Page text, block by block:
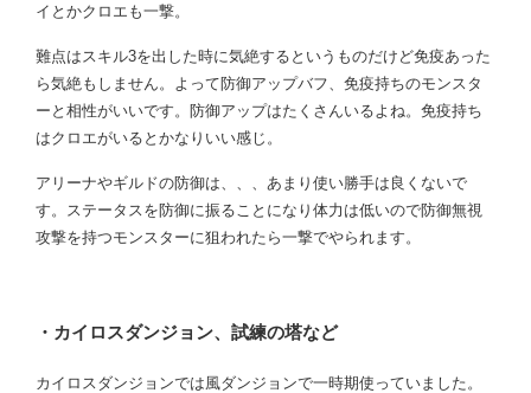
イとかクロエも一撃。
難点はスキル3を出した時に気絶するというものだけど免疫あった
ら気絶もしません。よって防御アップバフ、免疫持ちのモンスタ
ーと相性がいいです。防御アップはたくさんいるよね。免疫持ち
はクロエがいるとかなりいい感じ。
アリーナやギルドの防御は、、、あまり使い勝手は良くないで
す。ステータスを防御に振ることになり体力は低いので防御無視
攻撃を持つモンスターに狙われたら一撃でやられます。
・カイロスダンジョン、試練の塔など
カイロスダンジョンでは風ダンジョンで一時期使っていました。